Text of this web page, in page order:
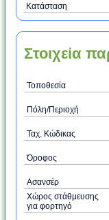
Κατάσταση
Στοιχεία
Τοποθεσία
Πόλη/Περιοχή
Ταχ. Κώδικας
Όροφος
Ασανσέρ
Χώρος στάθμευσης
για φορτηγό